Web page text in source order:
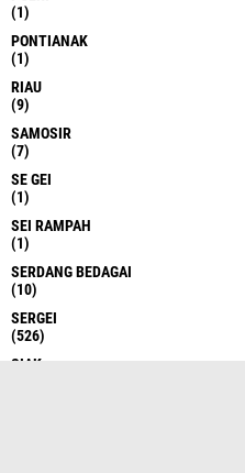
(1)
PONTIANAK
(1)
RIAU
(9)
SAMOSIR
(7)
SE GEI
(1)
SEI RAMPAH
(1)
SERDANG BEDAGAI
(10)
SERGEI
(526)
SIAK